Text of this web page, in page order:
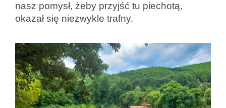
nasz pomysł, żeby przyjść tu piechotą,
okazał się niezwykle trafny.